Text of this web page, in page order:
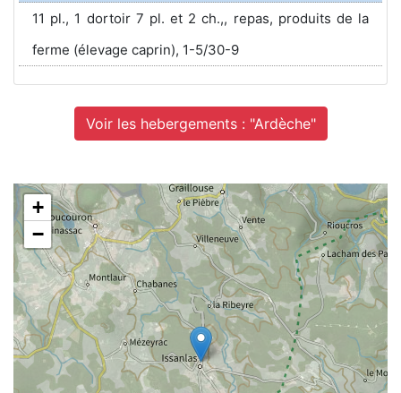
11 pl., 1 dortoir 7 pl. et 2 ch.,, repas, produits de la
ferme (élevage caprin), 1-5/30-9
Voir les hebergements : "Ardèche"
+
−